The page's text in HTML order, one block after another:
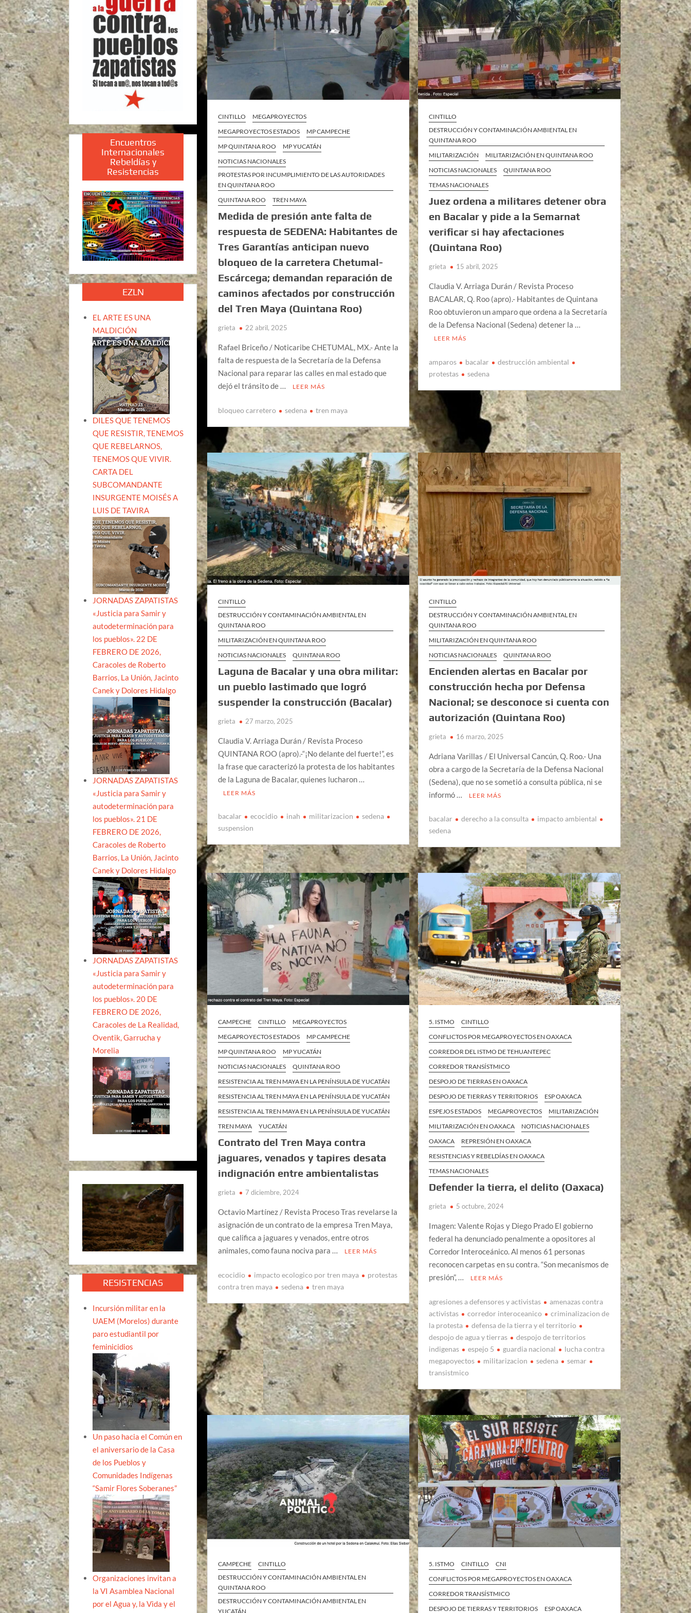
CINTILLO
MEGAPROYECTOS
MEGAPROYECTOS ESTADOS
MP CAMPECHE
MP QUINTANA ROO
MP YUCATÁN
NOTICIAS NACIONALES
PROTESTAS POR INCUMPLIMIENTO DE LAS AUTORIDADES
EN QUINTANA ROO
QUINTANA ROO
TREN MAYA
Medida de presión ante falta de
respuesta de SEDENA: Habitantes de
Tres Garantías anticipan nuevo
bloqueo de la carretera Chetumal-
Escárcega; demandan reparación de
caminos afectados por construcción
del Tren Maya (Quintana Roo)
grieta 22 abril, 2025
Rafael Briceño / Noticaribe CHETUMAL, MX.- Ante la
falta de respuesta de la Secretaría de la Defensa
Nacional para reparar las calles en mal estado que
dejó el tránsito de …
LEER MÁS
bloqueo carretero sedena tren maya
CINTILLO
DESTRUCCIÓN Y CONTAMINACIÓN AMBIENTAL EN
QUINTANA ROO
MILITARIZACIÓN
MILITARIZACIÓN EN QUINTANA ROO
NOTICIAS NACIONALES
QUINTANA ROO
TEMAS NACIONALES
Juez ordena a militares detener obra
en Bacalar y pide a la Semarnat
verificar si hay afectaciones
(Quintana Roo)
grieta 15 abril, 2025
Claudia V. Arriaga Durán / Revista Proceso
BACALAR, Q. Roo (apro).- Habitantes de Quintana
Roo obtuvieron un amparo que ordena a la Secretaría
de la Defensa Nacional (Sedena) detener la …
LEER MÁS
amparos bacalar
destrucción ambiental
protestas
sedena
CINTILLO
DESTRUCCIÓN Y CONTAMINACIÓN AMBIENTAL EN
QUINTANA ROO
MILITARIZACIÓN EN QUINTANA ROO
NOTICIAS NACIONALES
QUINTANA ROO
Laguna de Bacalar y una obra militar:
un pueblo lastimado que logró
suspender la construcción (Bacalar)
grieta 27 marzo, 2025
Claudia V. Arriaga Durán / Revista Proceso
QUINTANA ROO (apro).-“¡No delante del fuerte!”, es
la frase que caracterizó la protesta de los habitantes
de la Laguna de Bacalar, quienes lucharon …
LEER MÁS
bacalar ecocidio inah militarizacion
sedena
suspension
CINTILLO
DESTRUCCIÓN Y CONTAMINACIÓN AMBIENTAL EN
QUINTANA ROO
MILITARIZACIÓN EN QUINTANA ROO
NOTICIAS NACIONALES
QUINTANA ROO
Encienden alertas en Bacalar por
construcción hecha por Defensa
Nacional; se desconoce si cuenta con
autorización (Quintana Roo)
grieta 16 marzo, 2025
Adriana Varillas / El Universal Cancún, Q. Roo.- Una
obra a cargo de la Secretaría de la Defensa Nacional
(Sedena), que no se sometió a consulta pública, ni se
informó …
LEER MÁS
bacalar derecho a la consulta
impacto ambiental
sedena
CAMPECHE CINTILLO
MEGAPROYECTOS
MEGAPROYECTOS ESTADOS
MP CAMPECHE
MP QUINTANA ROO
MP YUCATÁN
NOTICIAS NACIONALES
QUINTANA ROO
RESISTENCIA AL TREN MAYA EN LA PENÍNSULA DE YUCATÁN
RESISTENCIA AL TREN MAYA EN LA PENÍNSULA DE YUCATÁN
RESISTENCIA AL TREN MAYA EN LA PENÍNSULA DE YUCATÁN
TREN MAYA
YUCATÁN
Contrato del Tren Maya contra
jaguares, venados y tapires desata
indignación entre ambientalistas
grieta 7 diciembre, 2024
Octavio Martínez / Revista Proceso Tras revelarse la
asignación de un contrato de la empresa Tren Maya,
que califica a jaguares y venados, entre otros
animales, como fauna nociva para …
LEER MÁS
ecocidio impacto ecologico por tren maya
protestas
contra tren maya
sedena tren maya
5. ISTMO
CINTILLO
CONFLICTOS POR MEGAPROYECTOS EN OAXACA
CORREDOR DEL ISTMO DE TEHUANTEPEC
CORREDOR TRANSÍSTMICO
DESPOJO DE TIERRAS EN OAXACA
DESPOJO DE TIERRAS Y TERRITORIOS
ESP OAXACA
ESPEJOS ESTADOS
MEGAPROYECTOS
MILITARIZACIÓN
MILITARIZACIÓN EN OAXACA
NOTICIAS NACIONALES
OAXACA
REPRESIÓN EN OAXACA
RESISTENCIAS Y REBELDÍAS EN OAXACA
TEMAS NACIONALES
Defender la tierra, el delito (Oaxaca)
grieta 5 octubre, 2024
Imagen: Valente Rojas y Diego Prado El gobierno
federal ha denunciado penalmente a opositores al
Corredor Interoceánico. Al menos 61 personas
reconocen carpetas en su contra. “Son mecanismos de
presión”, …
LEER MÁS
agresiones a defensores y activistas
amenazas contra
activistas
corredor interoceanico
criminalizacion de
la protesta
defensa de la tierra y el territorio
despojo de agua y tierras
despojo de territorios
indigenas
espejo 5 guardia nacional
lucha contra
megapoyectos
militarizacion sedena
semar
transistmico
CAMPECHE
CINTILLO
DESTRUCCIÓN Y CONTAMINACIÓN AMBIENTAL EN
QUINTANA ROO
DESTRUCCIÓN Y CONTAMINACIÓN AMBIENTAL EN
YUCATÁN
5. ISTMO CINTILLO
CNI
CONFLICTOS POR MEGAPROYECTOS EN OAXACA
CORREDOR TRANSÍSTMICO
DESPOJO DE TIERRAS Y TERRITORIOS
ESP OAXACA
Encuentros
Internacionales
Rebeldías y
Resistencias
EZLN
EL ARTE ES UNA
MALDICIÓN
DILES QUE TENEMOS
QUE RESISTIR, TENEMOS
QUE REBELARNOS,
TENEMOS QUE VIVIR.
CARTA DEL
SUBCOMANDANTE
INSURGENTE MOISÉS A
LUIS DE TAVIRA
JORNADAS ZAPATISTAS
«Justicia para Samir y
autodeterminación para
los pueblos». 22 DE
FEBRERO DE 2026,
Caracoles de Roberto
Barrios, La Unión, Jacinto
Canek y Dolores Hidalgo
JORNADAS ZAPATISTAS
«Justicia para Samir y
autodeterminación para
los pueblos». 21 DE
FEBRERO DE 2026,
Caracoles de Roberto
Barrios, La Unión, Jacinto
Canek y Dolores Hidalgo
JORNADAS ZAPATISTAS
«Justicia para Samir y
autodeterminación para
los pueblos». 20 DE
FEBRERO DE 2026,
Caracoles de La Realidad,
Oventik, Garrucha y
Morelia
RESISTENCIAS
Incursión militar en la
UAEM (Morelos) durante
paro estudiantil por
feminicidios
Un paso hacia el Común en
el aniversario de la Casa
de los Pueblos y
Comunidades Indígenas
“Samir Flores Soberanes”
Organizaciones invitan a
la VI Asamblea Nacional
por el Agua y, la Vida y el